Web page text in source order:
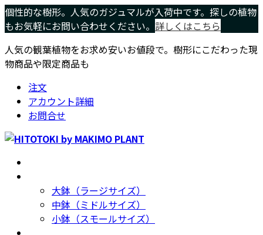
コ
ン
ン
ツ
プ
ナ
ビ
ー
シ
動
個性的な樹形。人気のガジュマルが入荷中です。探しの植物
もお気軽にお問い合わせください。 詳しくはこちら
人気の観葉植物をお求め安いお値段で。樹形にこだわった現
物商品や限定商品も
注文
アカウント詳細
お問合せ
大鉢（ラージサイズ）
中鉢（ミドルサイズ）
小鉢（スモールサイズ）